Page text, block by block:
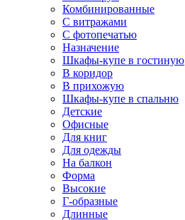
Комбинированные
С витражами
С фотопечатью
Назначение
Шкафы-купе в гостиную
В коридор
В прихожую
Шкафы-купе в спальню
Детские
Офисные
Для книг
Для одежды
На балкон
Форма
Высокие
Г-образные
Длинные